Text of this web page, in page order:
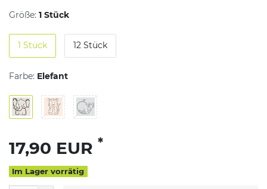
Größe: 1 Stück
1 Stück 12 Stück
Farbe: Elefant
17,90 EUR *
Im Lager vorrätig